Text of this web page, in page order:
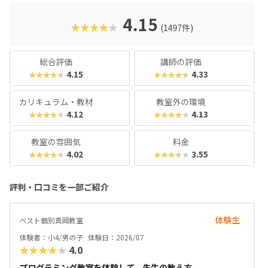
クに慣れている今の子どもでも、「安っぽい」「子どもっぽ
い」と思わず勉強に取り組めるでしょう。学習結果は通信簿
★★★★★ 4.15 (1497件)
総合評価
★★★★★ 4.15
講師の評価
★★★★★ 4.33
カリキュラム・教材
★★★★★ 4.12
教室外の環境
★★★★★ 4.13
教室の雰囲気
★★★★★ 4.02
料金
★★★★★ 3.55
評判・口コミを一部ご紹介
ベスト個別真岡教室 体験生
体験者：小4/男の子 体験日：2026/07
★★★★★ 4.0